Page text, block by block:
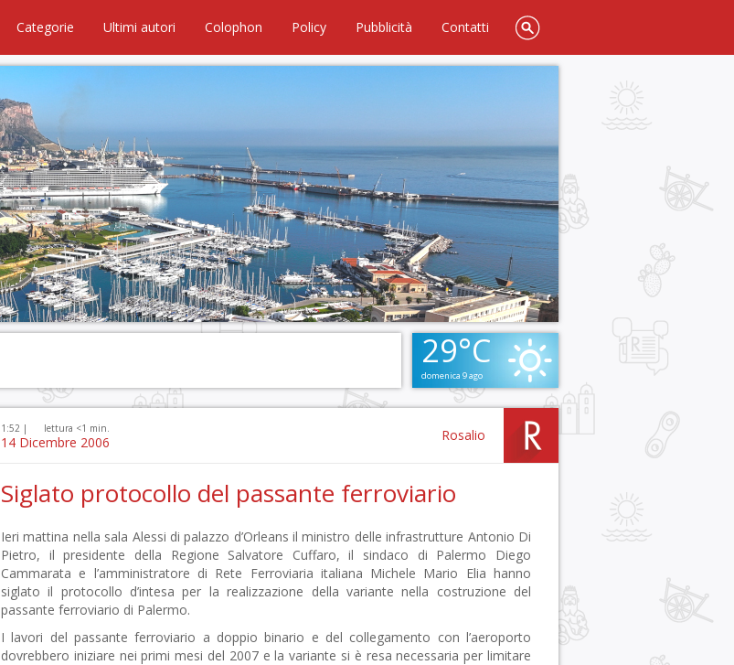
Categorie Ultimi autori Colophon Policy Pubblicità Contatti
29°C
domenica 9 ago
1:52 | lettura <1 min.
14 Dicembre 2006 Rosalio
Siglato protocollo del passante ferroviario
Ieri mattina nella sala Alessi di palazzo d’Orleans il ministro delle infrastrutture Antonio Di
Pietro, il presidente della Regione Salvatore Cuffaro, il sindaco di Palermo Diego
Cammarata e l’amministratore di Rete Ferroviaria italiana Michele Mario Elia hanno
siglato il protocollo d’intesa per la realizzazione della variante nella costruzione del
passante ferroviario di Palermo.
I lavori del passante ferroviario a doppio binario e del collegamento con l’aeroporto
dovrebbero iniziare nei primi mesi del 2007 e la variante si è resa necessaria per limitare